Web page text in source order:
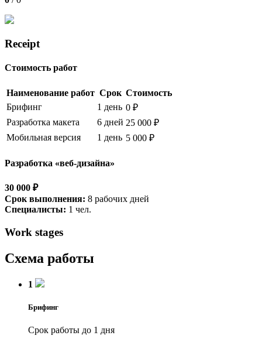
Receipt
Стоимость работ
Наименование работ Срок Стоимость
Брифинг
1 день 0 ₽
Разработка макета
6 дней 25 000 ₽
Мобильная версия
1 день 5 000 ₽
Разработка «веб-дизайна»
30 000 ₽
Срок выполнения: 8 рабочих дней
Специалисты: 1 чел.
Work stages
Схема работы
1
Брифинг
Срок работы до 1 дня